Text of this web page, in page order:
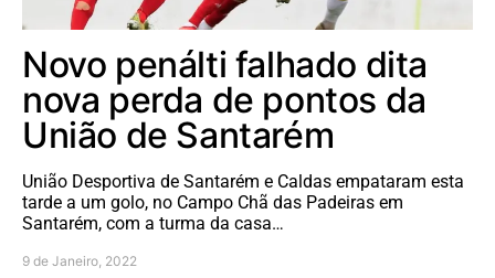
Novo penálti falhado dita
nova perda de pontos da
União de Santarém
União Desportiva de Santarém e Caldas empataram esta
tarde a um golo, no Campo Chã das Padeiras em
Santarém, com a turma da casa…
9 de Janeiro, 2022